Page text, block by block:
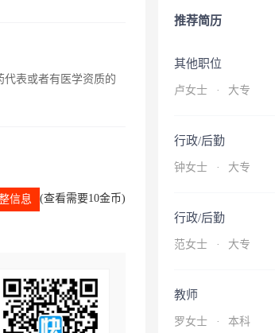
代表或者有医学资质的
信息 (查看需要10金币)
推荐简历
其他职位
卢女士 · 大专
行政/后勤
钟女士 · 大专
行政/后勤
范女士 · 大专
教师
罗女士 · 本科